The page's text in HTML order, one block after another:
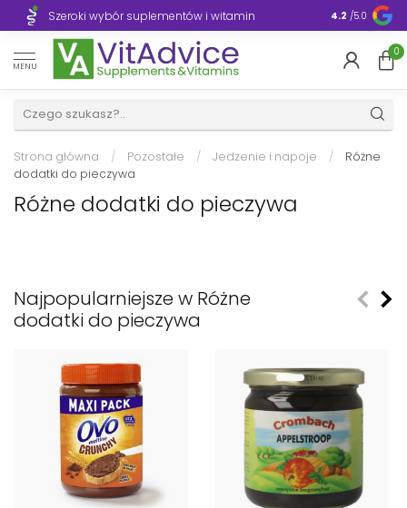
Szeroki wybór suplementów i witamin 4.2 /5.0
MENU
0
Strona główna / Pozostałe / Jedzenie i napoje /
Różne
dodatki do pieczywa
Różne dodatki do pieczywa
Najpopularniejsze w Różne
dodatki do pieczywa